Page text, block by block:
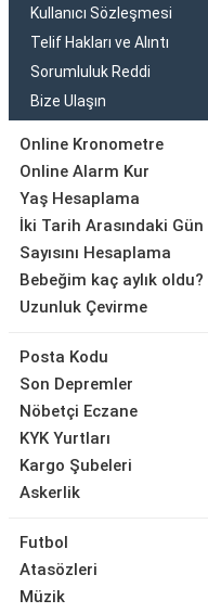
Kullanıcı Sözleşmesi
Telif Hakları ve Alıntı
Sorumluluk Reddi
Bize Ulaşın
Online Kronometre
Online Alarm Kur
Yaş Hesaplama
İki Tarih Arasındaki Gün
Sayısını Hesaplama
Bebeğim kaç aylık oldu?
Uzunluk Çevirme
Posta Kodu
Son Depremler
Nöbetçi Eczane
KYK Yurtları
Kargo Şubeleri
Askerlik
Futbol
Atasözleri
Müzik